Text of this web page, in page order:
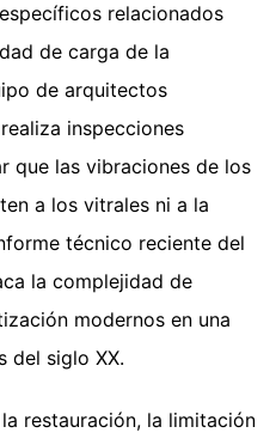
relacionados
de carga de la
de arquitectos
inspecciones
que las vibraciones de los
a los vitrales ni a la
técnico reciente del
la complejidad de
modernos en una
del siglo XX.
restauración, la limitación